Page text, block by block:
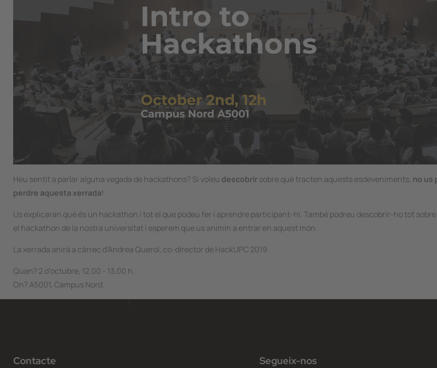
Heu sentit a parlar alguna vegada de hackathons? Si voleu descobrirsobre què tracten aquests esdeveniments, no us
perdre aquesta xerrada!
Us explicaran què és un hackathon i tot el que podeu fer i aprendre participant-hi. També podreu descobrir-ho tot sobre
el hackathon de la nostra universitat i esperem que us animin a entrar en aquest món.
La xerrada anirà a càrrec d’Andrea Querol, co-director de HackUPC 2019.
Quan? 2 d’octubre, 12.00 - 13.00 h.
On? A5001, Campus Nord.
Contacte Segueix-nos